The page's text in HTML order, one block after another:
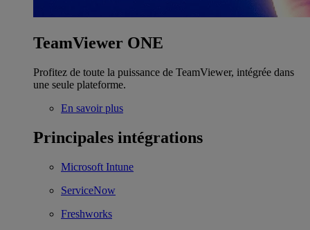
TeamViewer ONE
Profitez de toute la puissance de TeamViewer, intégrée dans
une seule plateforme.
En savoir plus
Principales intégrations
Microsoft Intune
ServiceNow
Freshworks